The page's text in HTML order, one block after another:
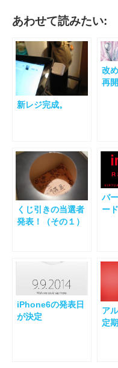
あわせて読みたい:
新レジ完成。
改
再
くじ引きの当選者
発表！（その１）
バ
ード
iPhone6の発表日
が決定
ア
定